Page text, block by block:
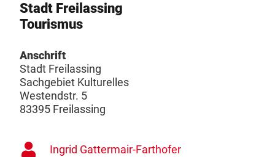
Stadt Freilassing
Tourismus
Anschrift
Stadt Freilassing
Sachgebiet Kulturelles
Westendstr. 5
83395 Freilassing
Ingrid Gattermair-Farthofer